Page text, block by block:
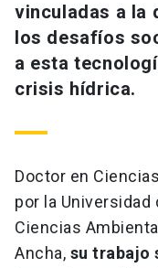
vinculadas a la
los desafíos
a esta
crisis hídrica.
Doctor en
por la Universidad
Ciencias
Ancha, su trabajo